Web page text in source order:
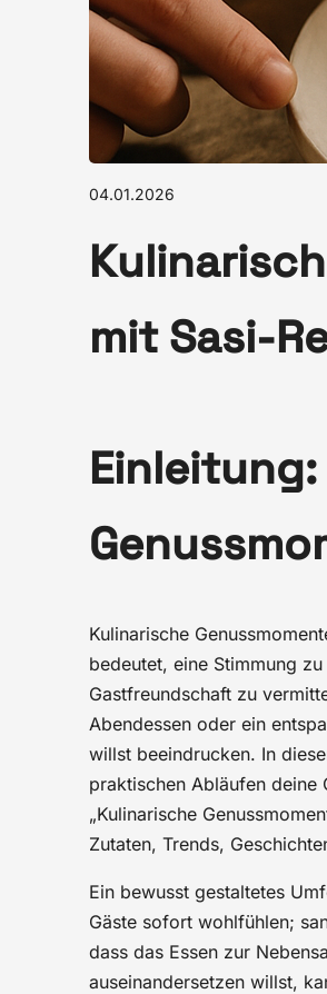
04.01.2026
mit Sasi-
Kulinarische
bedeutet, eine Stimmung
Gastfreundschaft zu
Abendessen oder ein
willst beeindrucken. In
praktischen Abläufen deine
„Kulinarische
Zutaten, Trends,
Ein bewusst gestaltetes
Gäste sofort wohlfühlen;
dass das Essen zur
auseinandersetzen willst,